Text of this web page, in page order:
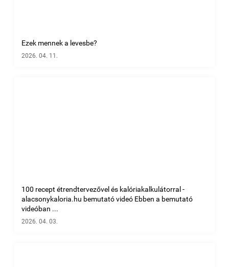
Ezek mennek a levesbe?
2026. 04. 11.
100 recept étrendtervezővel és kalóriakalkulátorral -
alacsonykaloria.hu bemutató videó Ebben a bemutató
videóban ...
2026. 04. 03.